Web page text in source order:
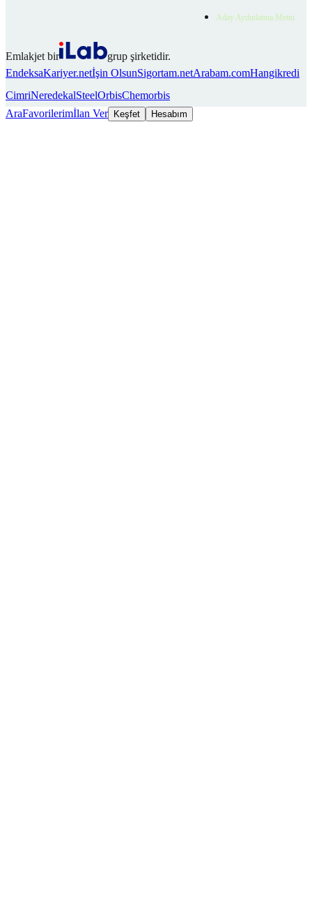
Aday Aydınlatma Metni
Emlakjet bir
grup şirketidir.
EndeksaKariyer.netİşin OlsunSigortam.netArabam.comHangikredi
CimriNeredekalSteelOrbisChemorbis
AraFavorilerimİlan Ver Keşfet Hesabım